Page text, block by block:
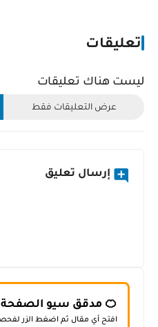
تعليقات
ليست هناك تعليقات
عرض التعليقات فقط
إرسال تعليق
🍊 مدقق سيو الصفحة
افتح أي مقال ثم اضغط الزر